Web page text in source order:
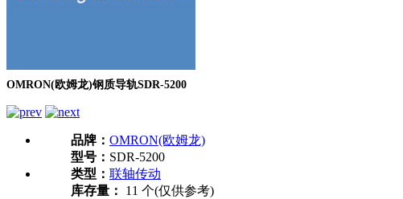
OMRON(欧姆龙)钢质导轨SDR-5200
品牌： OMRON(欧姆龙)
型号： SDR-5200
类型： 联轴传动
库存量：
11 个(仅供参考)